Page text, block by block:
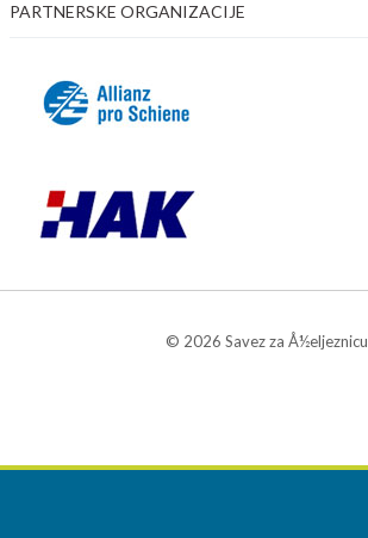
PARTNERSKE ORGANIZACIJE
© 2026 Savez za Å½eljeznicu